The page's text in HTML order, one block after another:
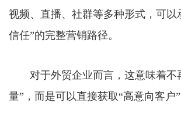
视频、直播、社群等多种形式，可以
信任”的完整营销路径。
对于外贸企业而言，这意味着不
量”，而是可以直接获取“高意向客户”